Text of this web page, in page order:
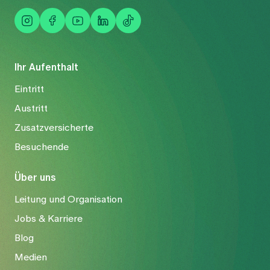
Ihr Aufenthalt
Eintritt
Austritt
Zusatzversicherte
Besuchende
Über uns
Leitung und Organisation
Jobs & Karriere
Blog
Medien